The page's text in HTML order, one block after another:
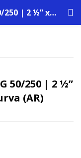
Bomba Pedrollo, Modelo FG 50/250 | 2 ½” x 2” | 30 HP | 2900 RPM | Curva (AR)
50/250 | 2 ½”
(AR)